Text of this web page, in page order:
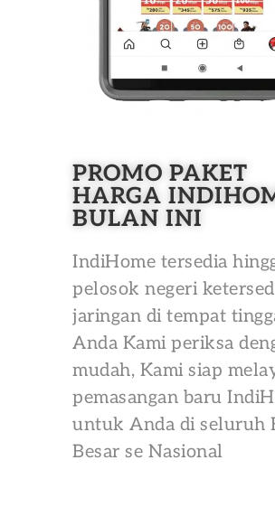
PROMO PAKET
HARGA
BULAN INI
IndiHome tersedia
pelosok negeri
jaringan di tempat
Anda Kami periksa
mudah, Kami siap
pemasangan baru
untuk Anda di seluruh
Besar se Nasional